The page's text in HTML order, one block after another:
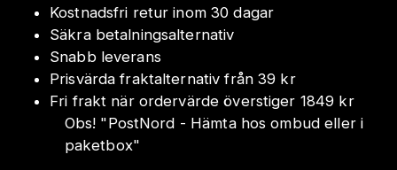
Kostnadsfri retur inom 30 dagar
Säkra betalningsalternativ
Snabb leverans
Prisvärda fraktalternativ från 39 kr
Fri frakt när ordervärde överstiger 1849 kr
Obs! "PostNord - Hämta hos ombud eller i
paketbox"